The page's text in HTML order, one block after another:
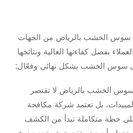
الخشب بالرياض من الجهات
بفضل كفاءتها العالية ونتائجها
سوس الخشب بشكل نهائي وفعّال:
الخشب بالرياض لا تقتصر
بل تعتمد شركة مكافحة
خطة متكاملة تبدأ من الكشف